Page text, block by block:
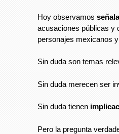
Hoy observamos
acusaciones públicas y
personajes mexicanos
Sin duda son temas
Sin duda merecen ser
Sin duda tienen
Pero la pregunta